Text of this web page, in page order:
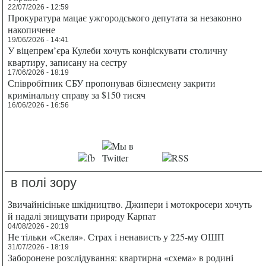
22/07/2026 - 12:59
Прокуратура мацає ужгородського депутата за незаконно
накопичене
19/06/2026 - 14:41
У віцепрем’єра Кулеби хочуть конфіскувати столичну
квартиру, записану на сестру
17/06/2026 - 18:19
Співробітник СБУ пропонував бізнесмену закрити
кримінальну справу за $150 тисяч
16/06/2026 - 16:56
в полі зору
Звичайнісіньке шкідництво. Джипери і мотокросери хочуть
й надалі знищувати природу Карпат
04/08/2026 - 20:19
Не тільки «Скеля». Страх і ненависть у 225-му ОШП
31/07/2026 - 18:19
Заборонене розслідування: квартирна «схема» в родині